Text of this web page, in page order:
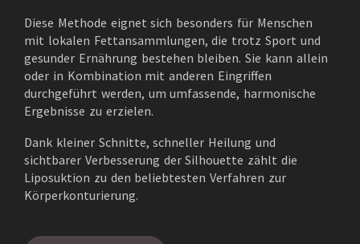
Diese Methode eignet sich besonders für Menschen
mit lokalen Fettansammlungen, die trotz Sport und
gesunder Ernährung bestehen bleiben. Sie kann allein
oder in Kombination mit anderen Eingriffen
durchgeführt werden, um umfassende, harmonische
Ergebnisse zu erzielen.
Dank kleiner Schnitte, schneller Heilung und
sichtbarer Verbesserung der Silhouette zählt die
Liposuktion zu den beliebtesten Verfahren zur
Körperkonturierung.